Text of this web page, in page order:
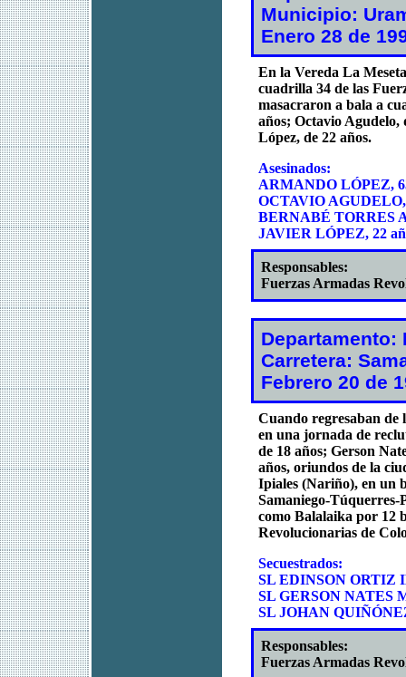
Municipio:
Enero 28 de
En la Vereda La
cuadrilla 34 de las
masacraron a bala a
años; Octavio Agudelo,
López, de 22 años.
Asesinados:
ARMANDO LÓPEZ,
OCTAVIO AGUDELO,
BERNABÉ TORRES
JAVIER LÓPEZ, 22
Responsables:
Fuerzas Armadas
Departamento:
Carretera:
Febrero 20 de
Cuando regresaban de
en una jornada de
de 18 años; Gerson
años, oriundos de la
Ipiales (Nariño), en un
Samaniego-Túquerres-
como Balalaika por 12
Revolucionarias de
Secuestrados:
SL EDINSON ORTIZ
SL GERSON NATES
SL JOHAN
Responsables:
Fuerzas Armadas